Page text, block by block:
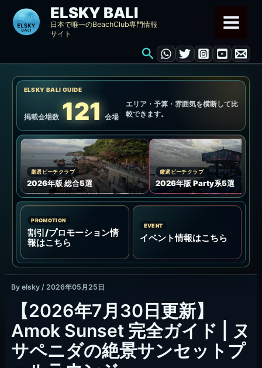
ELSKY BALI
日本で唯一のBeachClub専門情報
サイト
検
ELSKY BALI GUIDE
掲載会場数 121 会場
エリア・予算・雰囲気を横断して比
較できます。
厳選ビーチクラブ
2026年版 総合5選
厳選ビーチクラブ
2026年版 Party系5選
PROMOTION
割引/プロモーション情
報はこちら
EVENT
イベント情報はこちら
By elsky / 2026年05月25日
【2026年7月30日更新】
Amok Sunset 完全ガイド | ヌ
サペニダの絶景サンセットプ